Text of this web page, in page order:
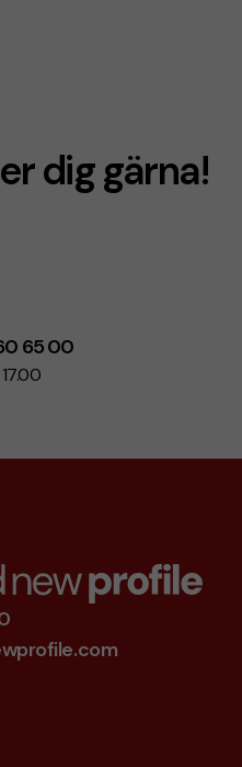
dig gärna!
65 00